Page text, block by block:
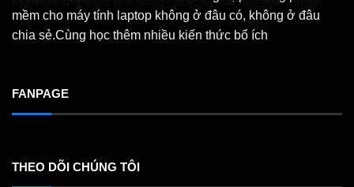
mềm cho máy tính laptop không ở đâu có, không ở đâu
chia sẻ.Cùng học thêm nhiều kiến thức bổ ích
FANPAGE
THEO DÕI CHÚNG TÔI